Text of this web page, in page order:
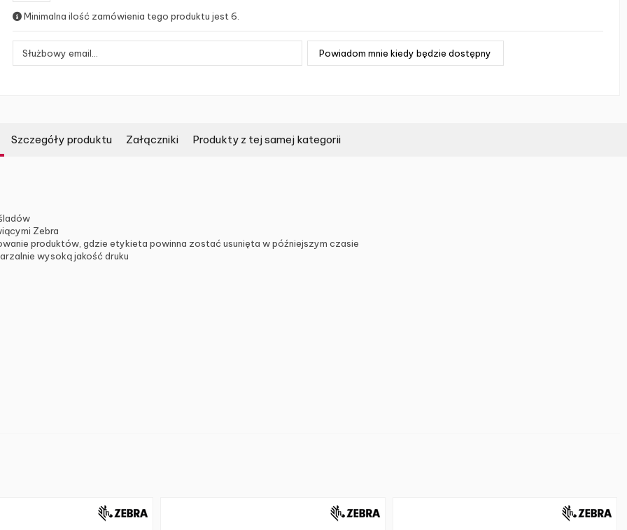
Minimalna ilość zamówienia tego produktu jest 6.
Szczegóły produktu Załączniki Produkty z tej samej kategorii
Zebra
produktów, gdzie etykieta powinna zostać usunięta w późniejszym czasie
wysoką jakość druku